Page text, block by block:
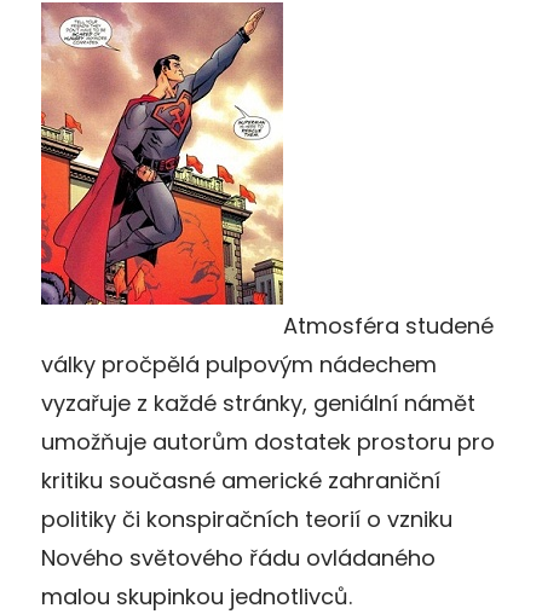
Atmosféra studené
války pročpělá pulpovým nádechem
vyzařuje z každé stránky, geniální námět
umožňuje autorům dostatek prostoru pro
kritiku současné americké zahraniční
politiky či konspiračních teorií o vzniku
Nového světového řádu ovládaného
malou skupinkou jednotlivců.